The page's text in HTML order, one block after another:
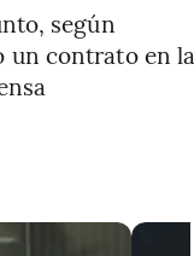
según
un contrato en la